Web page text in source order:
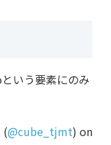
いう要素にのみ
(@cube_tjmt) on